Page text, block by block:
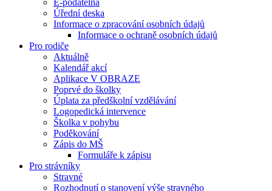
E-podatelna
Úřední deska
Informace o zpracování osobních údajů
Informace o ochraně osobních údajů
Pro rodiče
Aktuálně
Kalendář akcí
Aplikace V OBRAZE
Poprvé do školky
Úplata za předškolní vzdělávání
Logopedická intervence
Školka v pohybu
Poděkování
Zápis do MŠ
Formuláře k zápisu
Pro strávníky
Stravné
Rozhodnutí o stanovení výše stravného